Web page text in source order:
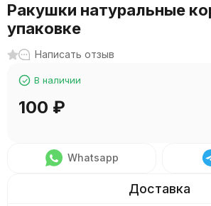
Ракушки натуральные
упаковке
Написать отзыв
В наличии
100 ₽
Whatsapp